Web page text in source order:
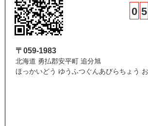
0 5
〒059-1983
北海道 勇払郡安平町 追分旭
ほっかいどう ゆうふつぐんあびらちょう